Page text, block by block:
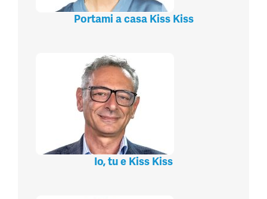
Portami a casa Kiss Kiss
Io, tu e Kiss Kiss